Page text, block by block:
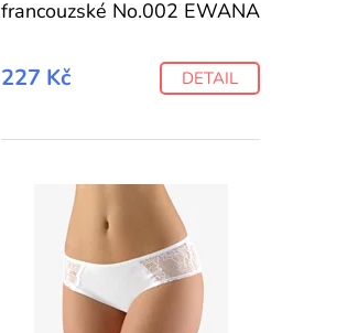
francouzské No.002 EWANA
227 Kč DETAIL